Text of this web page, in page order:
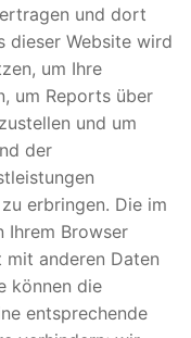
und dort
dieser Website wird
um Ihre
um Reports über
und um
der
erbringen. Die im
Ihrem Browser
anderen Daten
können die
entsprechende